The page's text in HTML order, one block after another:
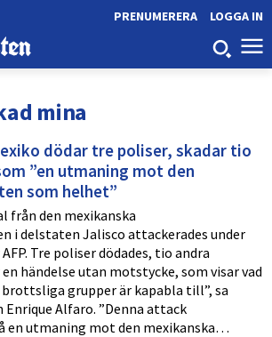
LOGGA IN
PRENUMERERA
mina
dödar tre poliser, skadar tio
”en utmaning mot den
som helhet”
från den mexikanska
i delstaten Jalisco attackerades under
Tre poliser dödades, tio andra
händelse utan motstycke, som visar vad
brottsliga grupper är kapabla till”, sa
Alfaro. ”Denna attack
en utmaning mot den mexikanska…